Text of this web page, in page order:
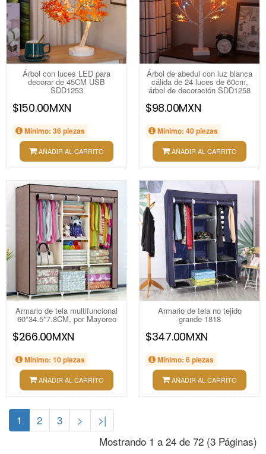
Árbol con luces LED para
decorar de 45CM USB
SDD1253
$150.00MXN
Mínimo: 36 piezas
AÑADIR AL CARRITO
Árbol de abedul con luz blanca
cálida de 24 luces de 60cm,
árbol de decoración SDD1258
$98.00MXN
Mínimo: 40 piezas
AÑADIR AL CARRITO
Armario de tela multifuncional
60*34.5*7.8CM, por Mayoreo
$266.00MXN
Mínimo: 10 piezas
AÑADIR AL CARRITO
Armario de tela no tejido
grande 1818
$347.00MXN
Mínimo: 6 piezas
AÑADIR AL CARRITO
1 2 3 >
>|
Mostrando 1 a 24 de 72 (3 Páginas)